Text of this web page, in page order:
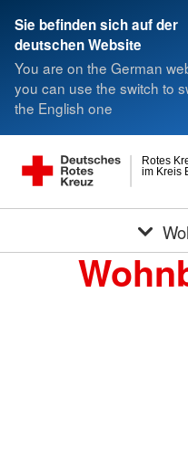
Sie befinden sich auf der
deutschen Website
You are on the German
you can use the switch to
the English one
im Kreis
Rotes